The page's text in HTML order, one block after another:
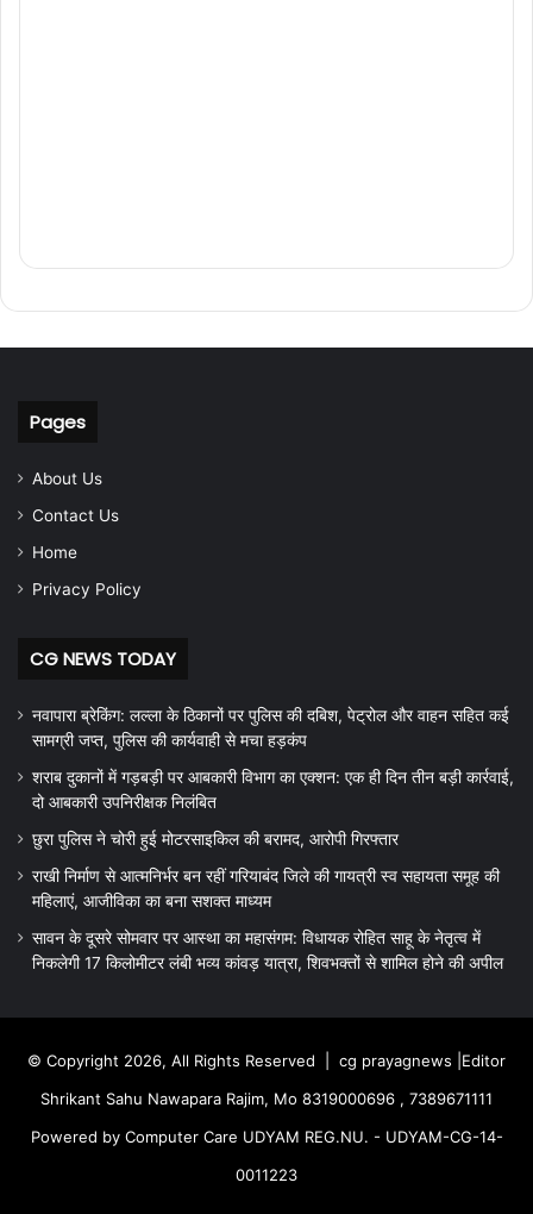
Pages
About Us
Contact Us
Home
Privacy Policy
CG NEWS TODAY
नवापारा ब्रेकिंग: लल्ला के ठिकानों पर पुलिस की दबिश, पेट्रोल और वाहन सहित कई
सामग्री जप्त, पुलिस की कार्यवाही से मचा हड़कंप
शराब दुकानों में गड़बड़ी पर आबकारी विभाग का एक्शन: एक ही दिन तीन बड़ी कार्रवाई,
दो आबकारी उपनिरीक्षक निलंबित
छुरा पुलिस ने चोरी हुई मोटरसाइकिल की बरामद, आरोपी गिरफ्तार
राखी निर्माण से आत्मनिर्भर बन रहीं गरियाबंद जिले की गायत्री स्व सहायता समूह की
महिलाएं, आजीविका का बना सशक्त माध्यम
सावन के दूसरे सोमवार पर आस्था का महासंगम: विधायक रोहित साहू के नेतृत्व में
निकलेगी 17 किलोमीटर लंबी भव्य कांवड़ यात्रा, शिवभक्तों से शामिल होने की अपील
© Copyright 2026, All Rights Reserved | cg prayagnews |Editor
Shrikant Sahu Nawapara Rajim, Mo 8319000696 , 7389671111
Powered by Computer Care UDYAM REG.NU. - UDYAM-CG-14-
0011223